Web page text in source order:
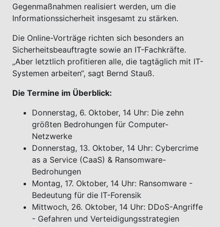
Gegenmaßnahmen realisiert werden, um die
Informationssicherheit insgesamt zu stärken.
Die Online-Vorträge richten sich besonders an
Sicherheitsbeauftragte sowie an IT-Fachkräfte.
„Aber letztlich profitieren alle, die tagtäglich mit IT-
Systemen arbeiten“, sagt Bernd Stauß.
Die Termine im Überblick:
Donnerstag, 6. Oktober, 14 Uhr: Die zehn
größten Bedrohungen für Computer-
Netzwerke
Donnerstag, 13. Oktober, 14 Uhr: Cybercrime
as a Service (CaaS) & Ransomware-
Bedrohungen
Montag, 17. Oktober, 14 Uhr: Ransomware -
Bedeutung für die IT-Forensik
Mittwoch, 26. Oktober, 14 Uhr: DDoS-Angriffe
- Gefahren und Verteidigungsstrategien